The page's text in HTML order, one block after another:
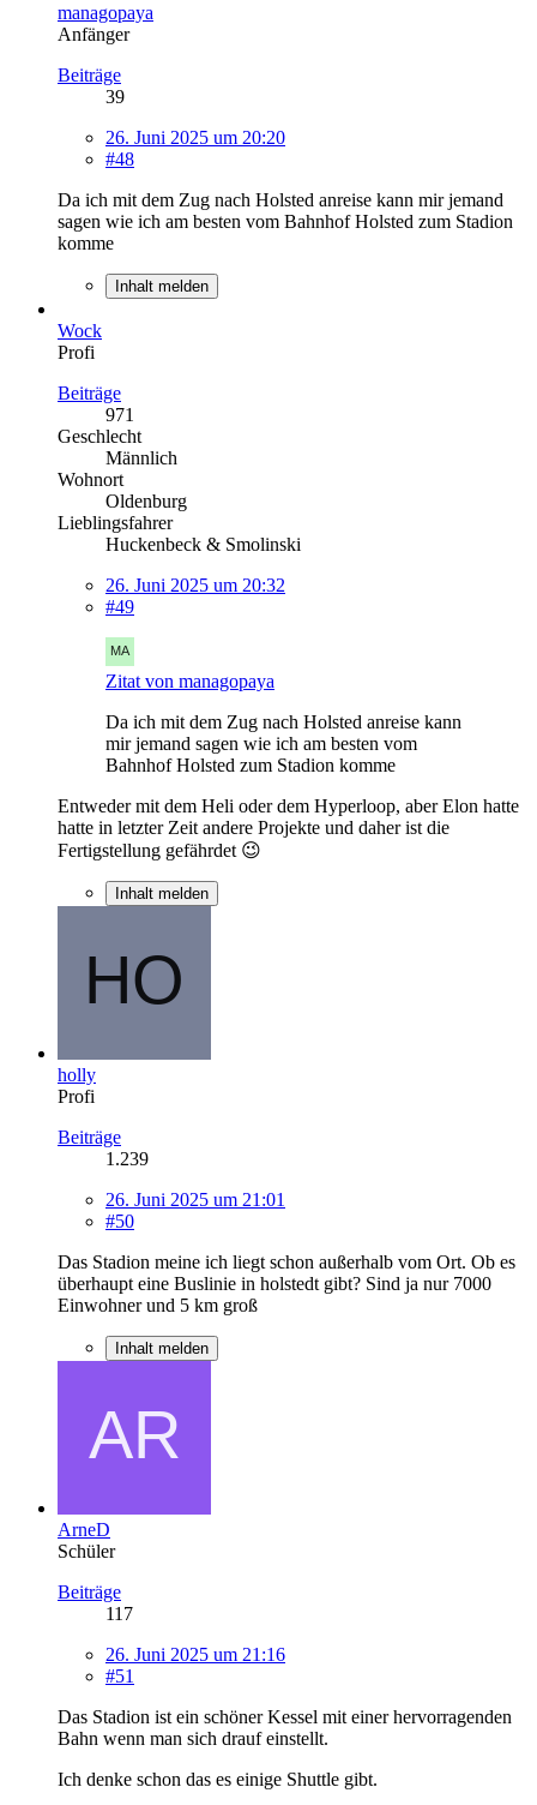
managopaya
Anfänger
Beiträge
39
26. Juni 2025 um 20:20
#48
Da ich mit dem Zug nach Holsted anreise kann mir jemand
sagen wie ich am besten vom Bahnhof Holsted zum Stadion
komme
Inhalt melden
Wock
Profi
Beiträge
971
Geschlecht
Männlich
Wohnort
Oldenburg
Lieblingsfahrer
Huckenbeck & Smolinski
26. Juni 2025 um 20:32
#49
Zitat von managopaya
Da ich mit dem Zug nach Holsted anreise kann
mir jemand sagen wie ich am besten vom
Bahnhof Holsted zum Stadion komme
Entweder mit dem Heli oder dem Hyperloop, aber Elon hatte
hatte in letzter Zeit andere Projekte und daher ist die
Fertigstellung gefährdet 😉
Inhalt melden
holly
Profi
Beiträge
1.239
26. Juni 2025 um 21:01
#50
Das Stadion meine ich liegt schon außerhalb vom Ort. Ob es
überhaupt eine Buslinie in holstedt gibt? Sind ja nur 7000
Einwohner und 5 km groß
Inhalt melden
ArneD
Schüler
Beiträge
117
26. Juni 2025 um 21:16
#51
Das Stadion ist ein schöner Kessel mit einer hervorragenden
Bahn wenn man sich drauf einstellt.
Ich denke schon das es einige Shuttle gibt.